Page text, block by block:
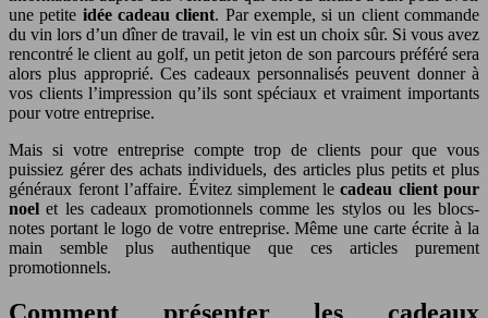
une petite idée cadeau client. Par exemple, si un client commande
du vin lors d’un dîner de travail, le vin est un choix sûr. Si vous avez
rencontré le client au golf, un petit jeton de son parcours préféré sera
alors plus approprié. Ces cadeaux personnalisés peuvent donner à
vos clients l’impression qu’ils sont spéciaux et vraiment importants
pour votre entreprise.
Mais si votre entreprise compte trop de clients pour que vous
puissiez gérer des achats individuels, des articles plus petits et plus
généraux feront l’affaire. Évitez simplement le cadeau client pour
noel et les cadeaux promotionnels comme les stylos ou les blocs-
notes portant le logo de votre entreprise. Même une carte écrite à la
main semble plus authentique que ces articles purement
promotionnels.